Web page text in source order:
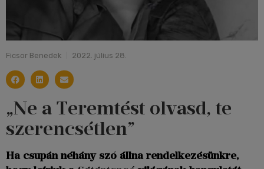
Ficsor Benedek 2022. július 28.
„Ne a Teremtést olvasd, te
szerencsétlen”
Ha csupán néhány szó állna rendelkezésünkre,